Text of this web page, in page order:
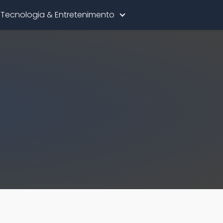
Tecnologia & Entretenimento